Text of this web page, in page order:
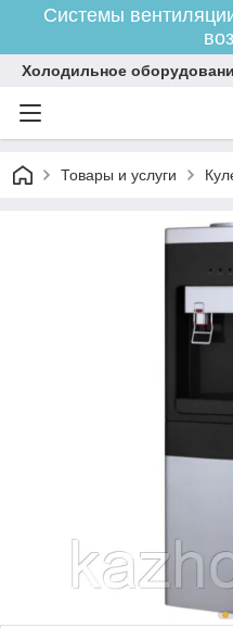
Системы
Холодильное
Товары и услуги